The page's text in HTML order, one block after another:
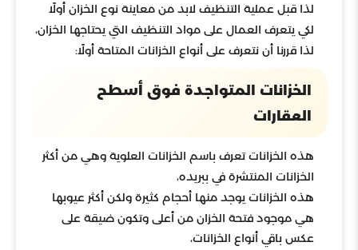
لذا قبل عملية التنظيف لابد من معاينة نوع الخزان أولًا
لكي يتعرف العمال على مواد التنظيف التي يحتاجها الخزان،
لذا قررنا أن نتعرف على أنواع الخزانات المتاحة أولًا:
الخزانات المتواجدة فوق أسطح
العقارات
هذه الخزانات تعرف باسم الخزانات العلوية وهي من أكثر
الخزانات المنتشرة في ببريده،
هذه الخزانات يوجد منها أحجام كثيرة ولكن أكثر عيوبها
هي موجود فتحة الخزان من أعلى وتكون ضيقة على
عكس باقي أنواع الخزانات،